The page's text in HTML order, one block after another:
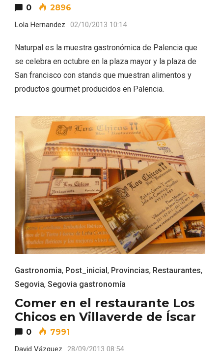
0 2896
Lola Hernandez 02/10/2013 10:14
Naturpal es la muestra gastronómica de Palencia que
se celebra en octubre en la plaza mayor y la plaza de
San francisco con stands que muestran alimentos y
productos gourmet producidos en Palencia.
Gastronomia, Post_inicial, Provincias, Restaurantes,
Segovia, Segovia gastronomía
Comer en el restaurante Los
Chicos en Villaverde de Íscar
0 7991
David Vázquez 28/09/2013 08:54
Fiesta de Primavera 2026 en la Ruta del
Vino de Cigales